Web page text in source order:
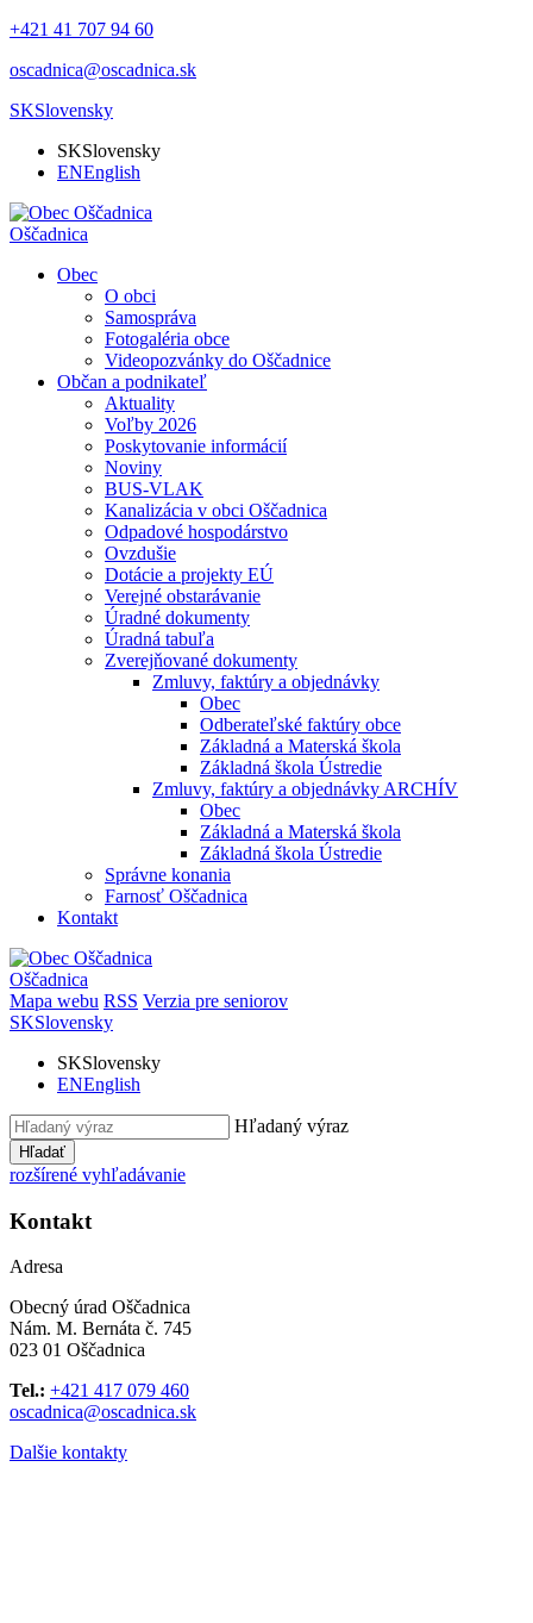
+421 41 707 94 60
oscadnica@oscadnica.sk
SKSlovensky
SKSlovensky
ENEnglish
Oščadnica
Obec
O obci
Samospráva
Fotogaléria obce
Videopozvánky do Oščadnice
Občan a podnikateľ
Aktuality
Voľby 2026
Poskytovanie informácií
Noviny
BUS-VLAK
Kanalizácia v obci Oščadnica
Odpadové hospodárstvo
Ovzdušie
Dotácie a projekty EÚ
Verejné obstarávanie
Úradné dokumenty
Úradná tabuľa
Zverejňované dokumenty
Zmluvy, faktúry a objednávky
Obec
Odberateľské faktúry obce
Základná a Materská škola
Základná škola Ústredie
Zmluvy, faktúry a objednávky ARCHÍV
Obec
Základná a Materská škola
Základná škola Ústredie
Správne konania
Farnosť Oščadnica
Kontakt
Oščadnica
Mapa webu RSS Verzia pre seniorov
SKSlovensky
SKSlovensky
ENEnglish
Hľadaný výraz
Hľadať
rozšírené vyhľadávanie
Kontakt
Adresa
Obecný úrad Oščadnica
Nám. M. Bernáta č. 745
023 01 Oščadnica
Tel.: +421 417 079 460
oscadnica@oscadnica.sk
Dalšie kontakty